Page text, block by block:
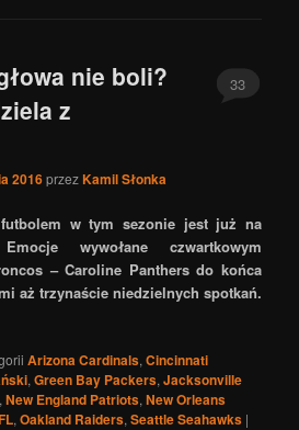
nie boli?
z
2016przezKamil Słonka
33
w tym sezonie jest już na
wywołane czwartkowym
– Caroline Panthers do końca
aż trzynaście niedzielnych spotkań.
Arizona Cardinals,Cincinnati
,Green Bay Packers,Jacksonville
,New England Patriots,New Orleans
,Oakland Raiders,Seattle Seahawks |